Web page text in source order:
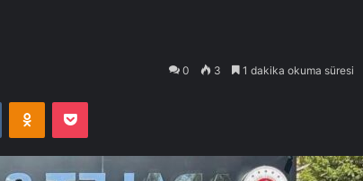
0 3 1 dakika okuma süresi
VKontakteOdnoklassniki
Pocket